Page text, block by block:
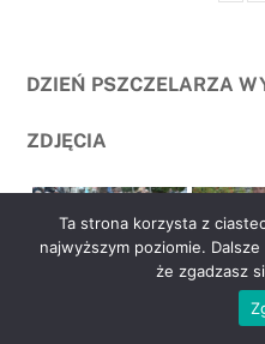
DZIEŃ PSZCZELARZA
ZDJĘCIA
‹
Ta strona korzysta z
najwyższym poziomie.
że zgadzasz